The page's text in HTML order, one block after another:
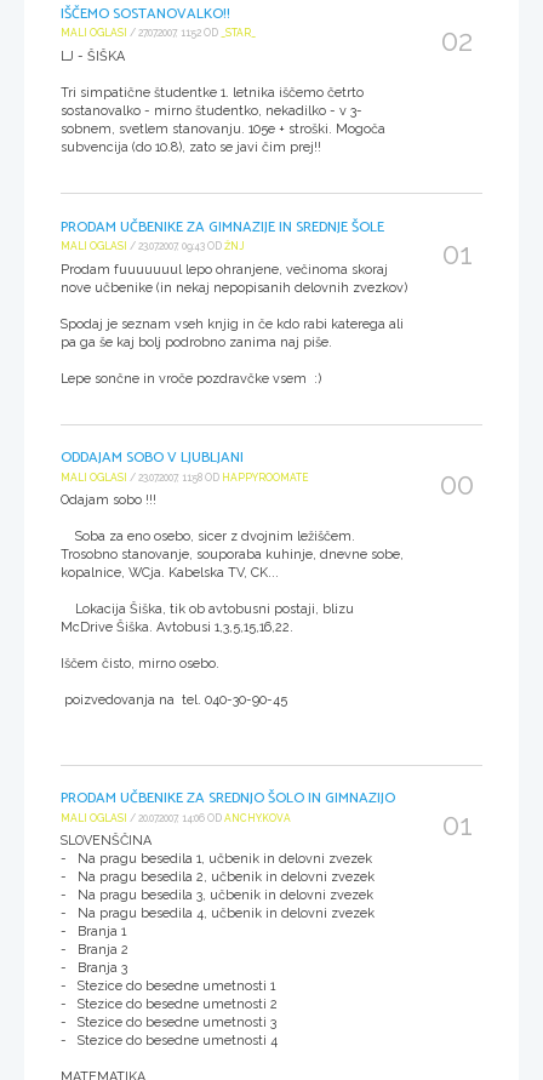
IŠČEMO SOSTANOVALKO!!
MALI OGLASI / 27.07.2007, 11:52 OD _STAR_
LJ - ŠIŠKA
Tri simpatične študentke 1. letnika iščemo četrto
sostanovalko - mirno študentko, nekadilko - v 3-
sobnem, svetlem stanovanju. 105e + stroški. Mogoča
subvencija (do 10.8), zato se javi čim prej!!
02
PRODAM UČBENIKE ZA GIMNAZIJE IN SREDNJE ŠOLE
MALI OGLASI / 23.07.2007, 09:43 OD ŽNJ
Prodam fuuuuuuul lepo ohranjene, večinoma skoraj
nove učbenike (in nekaj nepopisanih delovnih zvezkov)
Spodaj je seznam vseh knjig in če kdo rabi katerega ali
pa ga še kaj bolj podrobno zanima naj piše.
Lepe sončne in vroče pozdravčke vsem :)
01
ODDAJAM SOBO V LJUBLJANI
MALI OGLASI / 23.07.2007, 11:58 OD HAPPYROOMATE
Odajam sobo !!!
Soba za eno osebo, sicer z dvojnim ležiščem.
Trosobno stanovanje, souporaba kuhinje, dnevne sobe,
kopalnice, WCja. Kabelska TV, CK...
Lokacija Šiška, tik ob avtobusni postaji, blizu
McDrive Šiška. Avtobusi 1,3,5,15,16,22.
Iščem čisto, mirno osebo.
poizvedovanja na tel. 040-30-90-45
00
PRODAM UČBENIKE ZA SREDNJO ŠOLO IN GIMNAZIJO
MALI OGLASI / 20.07.2007, 14:06 OD ANCHY.KOVA
SLOVENŠČINA
- Na pragu besedila 1, učbenik in delovni zvezek
- Na pragu besedila 2, učbenik in delovni zvezek
- Na pragu besedila 3, učbenik in delovni zvezek
- Na pragu besedila 4, učbenik in delovni zvezek
- Branja 1
- Branja 2
- Branja 3
- Stezice do besedne umetnosti 1
- Stezice do besedne umetnosti 2
- Stezice do besedne umetnosti 3
- Stezice do besedne umetnosti 4
01